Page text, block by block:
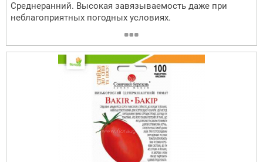
Среднеранний. Высокая завязываемость даже при
неблагоприятных погодных условиях.